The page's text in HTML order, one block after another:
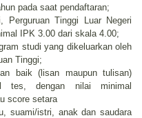
pada saat pendaftaran;
Perguruan Tinggi Luar Negeri
IPK 3.00 dari skala 4.00;
studi yang dikeluarkan oleh
Tinggi;
baik (lisan maupun tulisan)
tes, dengan nilai minimal
score setara
suami/istri, anak dan saudara